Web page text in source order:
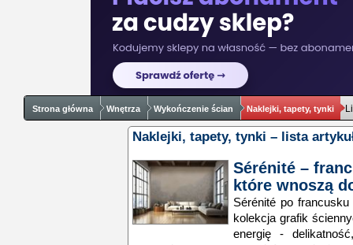
Strona główna Wnętrza Wykończenie ścian Naklejki, tapety, tynki
Naklejki, tapety, tynki – lista
Sérénité –
które wnoszą
Sérénité po
kolekcja grafik
energię -